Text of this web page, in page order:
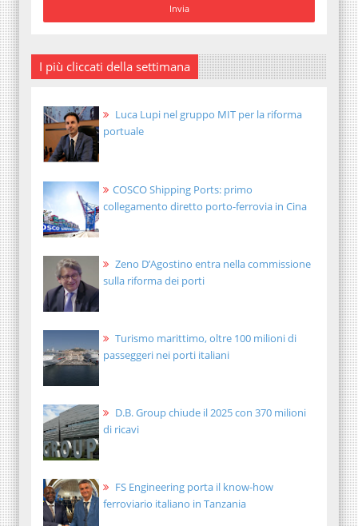
I più cliccati della settimana
Luca Lupi nel gruppo MIT per la riforma
portuale
COSCO Shipping Ports: primo
collegamento diretto porto-ferrovia in Cina
Zeno D’Agostino entra nella commissione
sulla riforma dei porti
Turismo marittimo, oltre 100 milioni di
passeggeri nei porti italiani
D.B. Group chiude il 2025 con 370 milioni
di ricavi
FS Engineering porta il know-how
ferroviario italiano in Tanzania